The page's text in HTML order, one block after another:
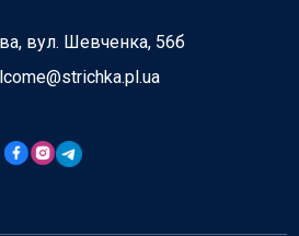
вул. Шевченка, 56б